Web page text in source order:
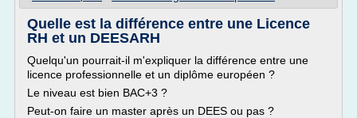
Quelle est la différence entre une Licence
RH et un DEESARH
Quelqu'un pourrait-il m'expliquer la différence entre une
licence professionnelle et un diplôme européen ?
Le niveau est bien BAC+3 ?
Peut-on faire un master après un DEES ou pas ?